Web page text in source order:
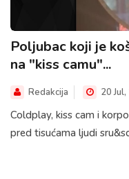
Poljubac koji je
na "kiss camu"...
Redakcija 20
Coldplay, kiss cam i
pred tisućama ljudi